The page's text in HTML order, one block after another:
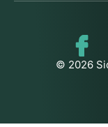
© 2026